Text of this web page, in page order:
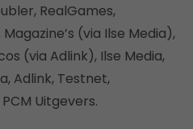
RealGames,
(via Ilse Media),
(via Adlink), Ilse Media,
Adlink, Testnet,
Uitgevers.